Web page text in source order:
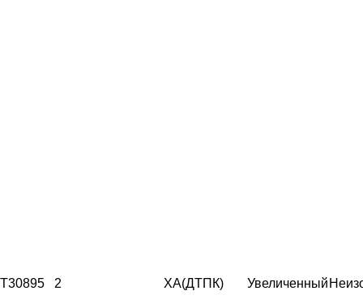
T30895 2 ХА(ДТПК) Увеличенный